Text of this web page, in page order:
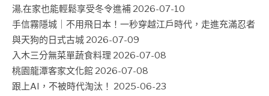
湯,在家也能輕鬆享受冬令進補 2026-07-10
手信霧隱城｜不用飛日本！一秒穿越江戶時代，走進充滿忍者
與天狗的日式古城 2026-07-09
入木三分無菜單蔬食料理 2026-07-08
桃園龍潭客家文化館 2026-07-08
跟上AI，不被時代淘汰！ 2025-06-23